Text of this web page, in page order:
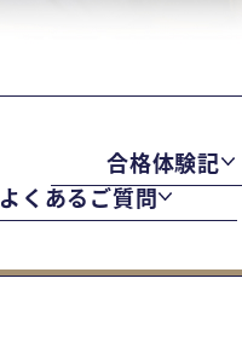
合格体験記
よくあるご質問